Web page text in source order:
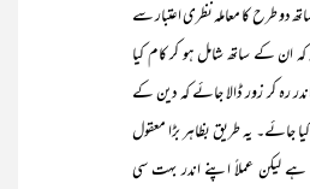
دو طرح کا معاملہ نظری اعتبار سے
ان کے ساتھ شامل ہو کر کام کیا
رہ کر زور ڈالا جائے کہ دین کے
جائے۔ یہ طریق بظاہر بڑا معقول
ہے لیکن عملاً اپنے اندر بہت سی